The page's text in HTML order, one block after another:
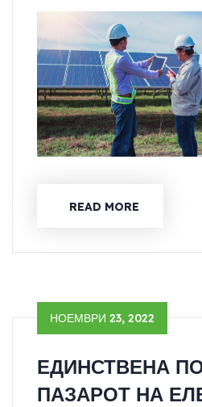
READ MORE
НОЕМВРИ 23, 2022
ЕДИНСТВЕНА
ПАЗАРОТ НА